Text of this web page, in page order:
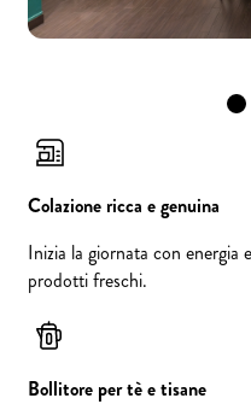
Colazione ricca e genuina
Inizia la giornata con
prodotti freschi.
Bollitore per tè e tisane